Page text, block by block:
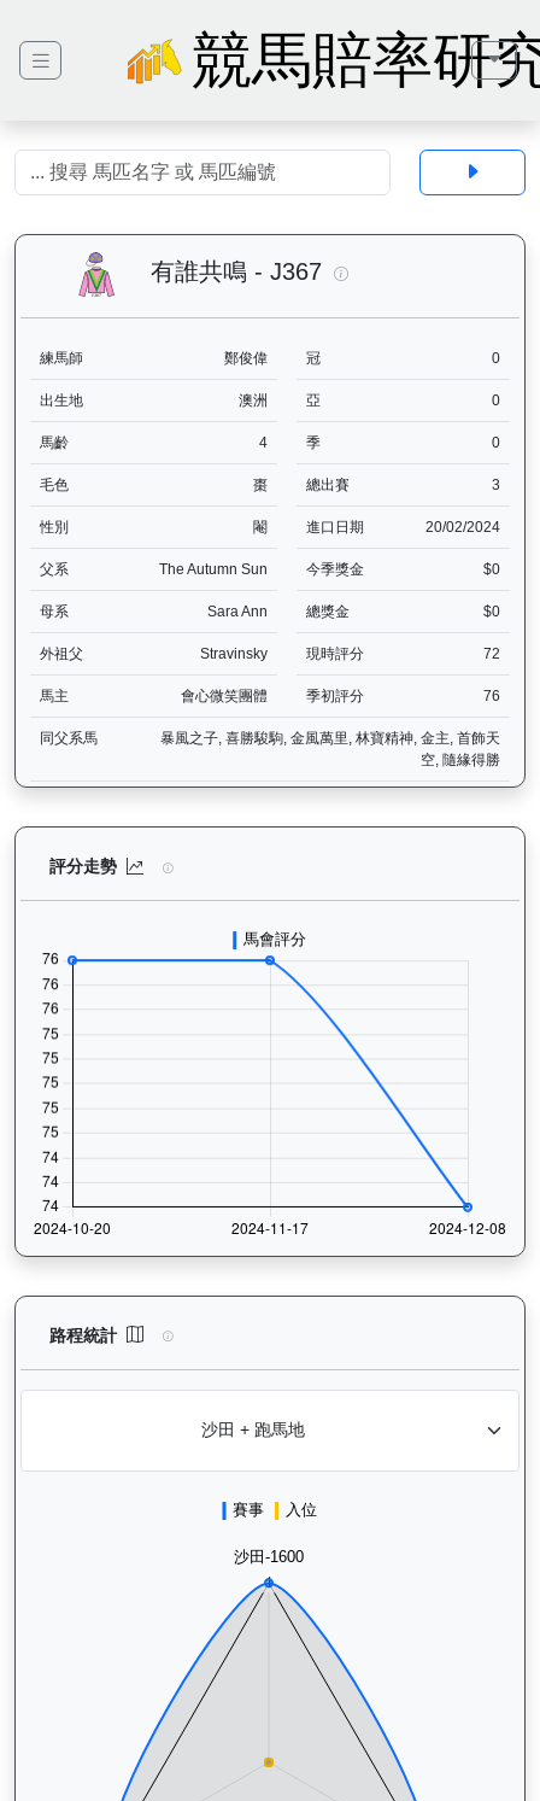
競馬賠率研
有誰共鳴 - J367
練馬師 鄭俊偉 冠 0
出生地 澳洲 亞 0
馬齡 4 季 0
毛色 棗 總出賽 3
性別 閹 進口日期 20/02/2024
父系 The Autumn Sun 今季獎金 $0
母系 Sara Ann 總獎金 $0
外祖父 Stravinsky 現時評分 72
馬主 會心微笑團體 季初評分 76
同父系馬
暴風之子, 喜勝駿駒, 金風萬里, 林寶精神, 金主, 首飾天
空, 隨緣得勝
評分走勢 有誰共鳴（J367）— 評分走勢圖表：追蹤香港
路程統計 有誰共鳴（J367）— 路程統計分析：查看香港